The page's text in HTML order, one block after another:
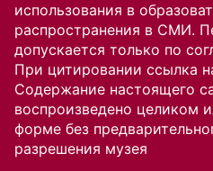
использования в
распространения в СМИ.
допускается только по
При цитировании ссылка
Содержание настоящего
воспроизведено целиком
форме без
разрешения музея